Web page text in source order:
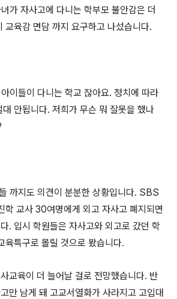
가 자사고에 다니는 학부모 불안감은 더
교육감 면담 까지 요구하고 나섰습니다.
이들이 다니는 학교 잖아요. 정치에 따라
안됩니다. 저희가 무슨 뭐 잘못을 했나
까지도 의견이 분분한 상황입니다. SBS
학 교사 30여명에게 외고 자사고 폐지되면
. 입시 학원들은 자사고와 외고로 갔던 학
육특구로 몰릴 것으로 봤습니다.
교육이 더 늘어날 걸로 전망했습니다. 반
만 남게 돼 고교서열화가 사라지고 고입대